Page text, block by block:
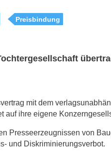
Preisbindung
mit dem
auf ihre eigene
Presseerzeugnissen von
und Diskriminierungsverbot.